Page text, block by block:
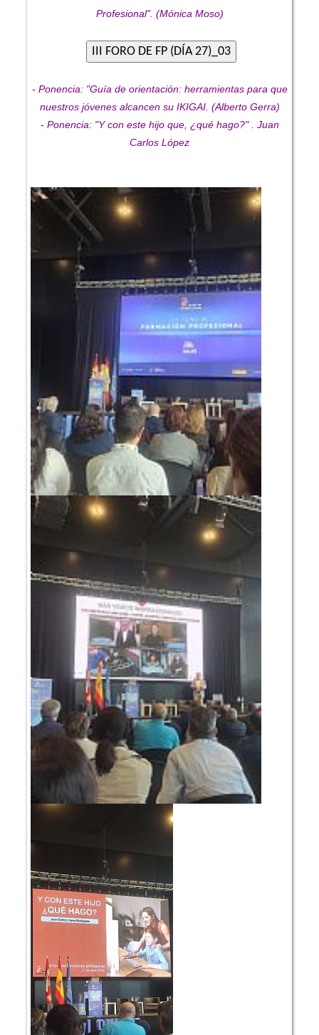
Profesional". (Mónica Moso)
- Ponencia: "Guía de orientación: herramientas para que
nuestros jóvenes alcancen su IKIGAI. (Alberto Gerra)
- Ponencia: "Y con este hijo que, ¿qué hago?" . Juan
Carlos López